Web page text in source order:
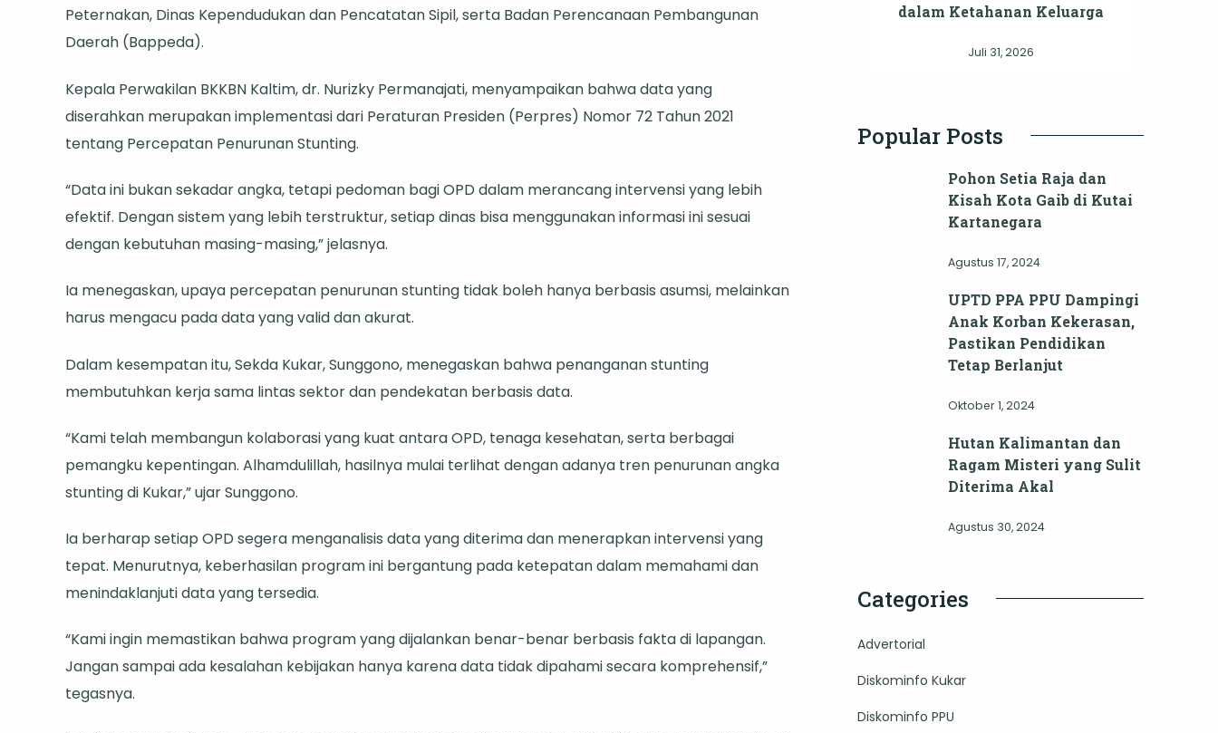
Peternakan, Dinas Kependudukan dan Pencatatan Sipil, serta Badan Perencanaan Pembangunan
Daerah (Bappeda).
Kepala Perwakilan BKKBN Kaltim, dr. Nurizky Permanajati, menyampaikan bahwa data yang
diserahkan merupakan implementasi dari Peraturan Presiden (Perpres) Nomor 72 Tahun 2021
tentang Percepatan Penurunan Stunting.
“Data ini bukan sekadar angka, tetapi pedoman bagi OPD dalam merancang intervensi yang lebih
efektif. Dengan sistem yang lebih terstruktur, setiap dinas bisa menggunakan informasi ini sesuai
dengan kebutuhan masing-masing,” jelasnya.
Ia menegaskan, upaya percepatan penurunan stunting tidak boleh hanya berbasis asumsi, melainkan
harus mengacu pada data yang valid dan akurat.
Dalam kesempatan itu, Sekda Kukar, Sunggono, menegaskan bahwa penanganan stunting
membutuhkan kerja sama lintas sektor dan pendekatan berbasis data.
“Kami telah membangun kolaborasi yang kuat antara OPD, tenaga kesehatan, serta berbagai
pemangku kepentingan. Alhamdulillah, hasilnya mulai terlihat dengan adanya tren penurunan angka
stunting di Kukar,” ujar Sunggono.
Ia berharap setiap OPD segera menganalisis data yang diterima dan menerapkan intervensi yang
tepat. Menurutnya, keberhasilan program ini bergantung pada ketepatan dalam memahami dan
menindaklanjuti data yang tersedia.
“Kami ingin memastikan bahwa program yang dijalankan benar-benar berbasis fakta di lapangan.
Jangan sampai ada kesalahan kebijakan hanya karena data tidak dipahami secara komprehensif,”
tegasnya.
dalam Ketahanan Keluarga
Juli 31, 2026
Popular Posts
Pohon Setia Raja dan
Kisah Kota Gaib di Kutai
Kartanegara
Agustus 17, 2024
UPTD PPA PPU Dampingi
Anak Korban Kekerasan,
Pastikan Pendidikan
Tetap Berlanjut
Oktober 1, 2024
Hutan Kalimantan dan
Ragam Misteri yang Sulit
Diterima Akal
Agustus 30, 2024
Categories
Advertorial
Diskominfo Kukar
Diskominfo PPU